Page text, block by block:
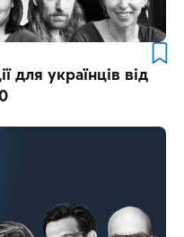
для українців від